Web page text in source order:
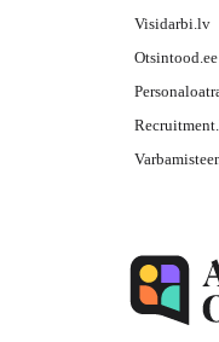
Visidarbi.lv
Otsintood.ee